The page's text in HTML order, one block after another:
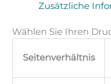
Zusätzliche
Wählen Sie Ihren
Seitenverhältnis